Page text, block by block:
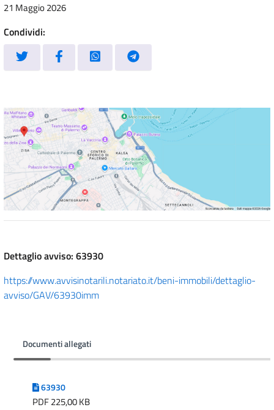
21 Maggio 2026
Condividi:
Dettaglio avviso: 63930
https://www.avvisinotarili.notariato.it/beni-immobili/dettaglio-
avviso/GAV/63930imm
Documenti allegati
63930
PDF 225,00 KB